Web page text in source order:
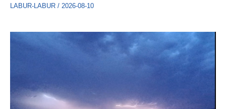
LABUR-LABUR / 2026-08-10